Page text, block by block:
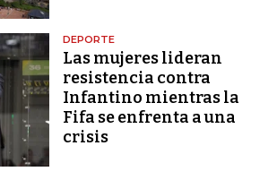
DEPORTE
Las mujeres lideran
resistencia contra
Infantino mientras la
Fifa se enfrenta a una
crisis